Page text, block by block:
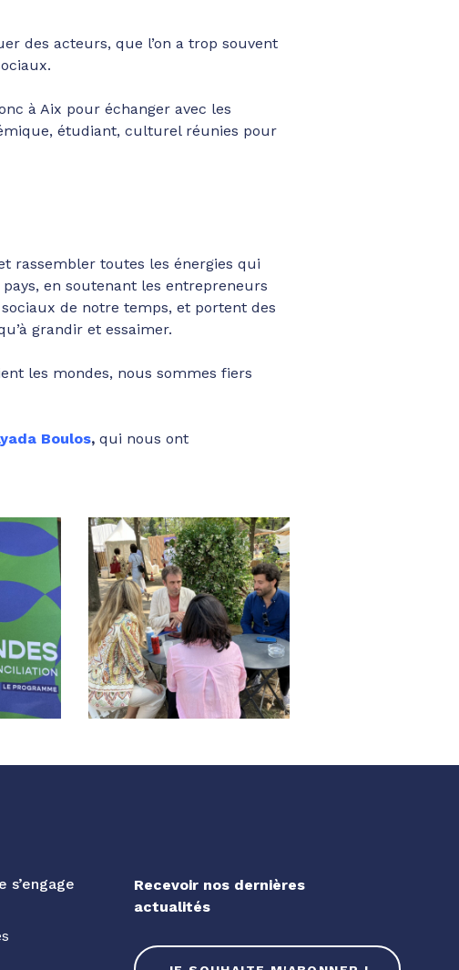
des acteurs, que l’on a trop souvent
à Aix pour échanger avec les
étudiant, culturel réunies pour
rassembler toutes les énergies qui
en soutenant les entrepreneurs
de notre temps, et portent des
grandir et essaimer.
les mondes, nous sommes fiers
Boulos, qui nous ont
s’engage
Recevoir nos dernières
actualités